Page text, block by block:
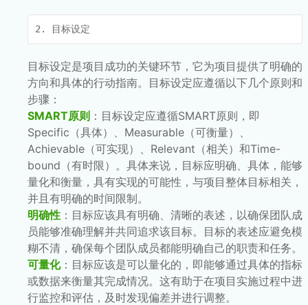
2. 目标设定
目标设定是项目成功的关键环节，它为项目提供了明确的
方向和具体的行动指南。目标设定应遵循以下几个原则和
步骤：
SMART原则 ：目标设定应遵循SMART原则，即
Specific（具体）、Measurable（可衡量）、
Achievable（可实现）、Relevant（相关）和Time-
bound（有时限）。具体来说，目标应明确、具体，能够
量化和衡量，具有实现的可能性，与项目整体目标相关，
并且有明确的时间限制。
明确性 ：目标应该具有明确、清晰的表述，以确保团队成
员能够准确理解并共同追求该目标。目标的表述应避免模
糊不清，确保每个团队成员都能明确自己的职责和任务。
可量化：目标应该是可以量化的，即能够通过具体的指标
或数据来衡量其完成情况。这有助于在项目实施过程中进
行监控和评估，及时发现偏差并进行调整。